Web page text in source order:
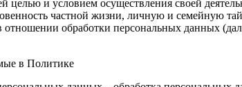
целью и условием осуществления своей
частной жизни, личную и семейную
обработки персональных данных
в Политике